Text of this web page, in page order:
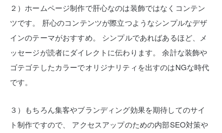
２）ホームページ制作で肝心なのは装飾ではなくコンテン
ツです。
肝心のコンテンツが際立つようなシンプルなデザ
インのテーマがおすすめ。
シンプルであればあるほど、メ
ッセージが読者にダイレクトに伝わります。
余計な装飾や
ゴテゴテしたカラーでオリジナリティを出すのはNGな時代
です。
３）もちろん集客やブランディング効果を期待してのサイ
ト制作ですので、
アクセスアップのための内部SEO対策や